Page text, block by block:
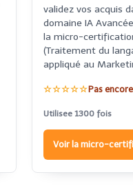
validez vos acquis
domaine IA
la micro-
(Traitement du
appliqué au
☆☆☆☆☆Pas
Utilisee 1300 fois
Voir la micro-